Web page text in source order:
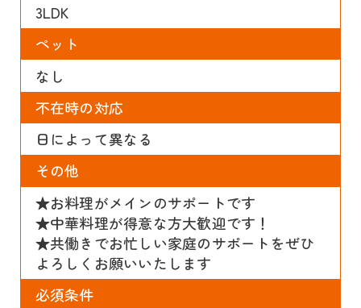
3LDK
ペット
なし
不在時の対応
日によって異なる
その他
★お料理がメインのサポートです
★中華料理が得意な方大歓迎です！
★共働きでお忙しい家庭のサポートをぜひ
よろしくお願いいたします
必須条件